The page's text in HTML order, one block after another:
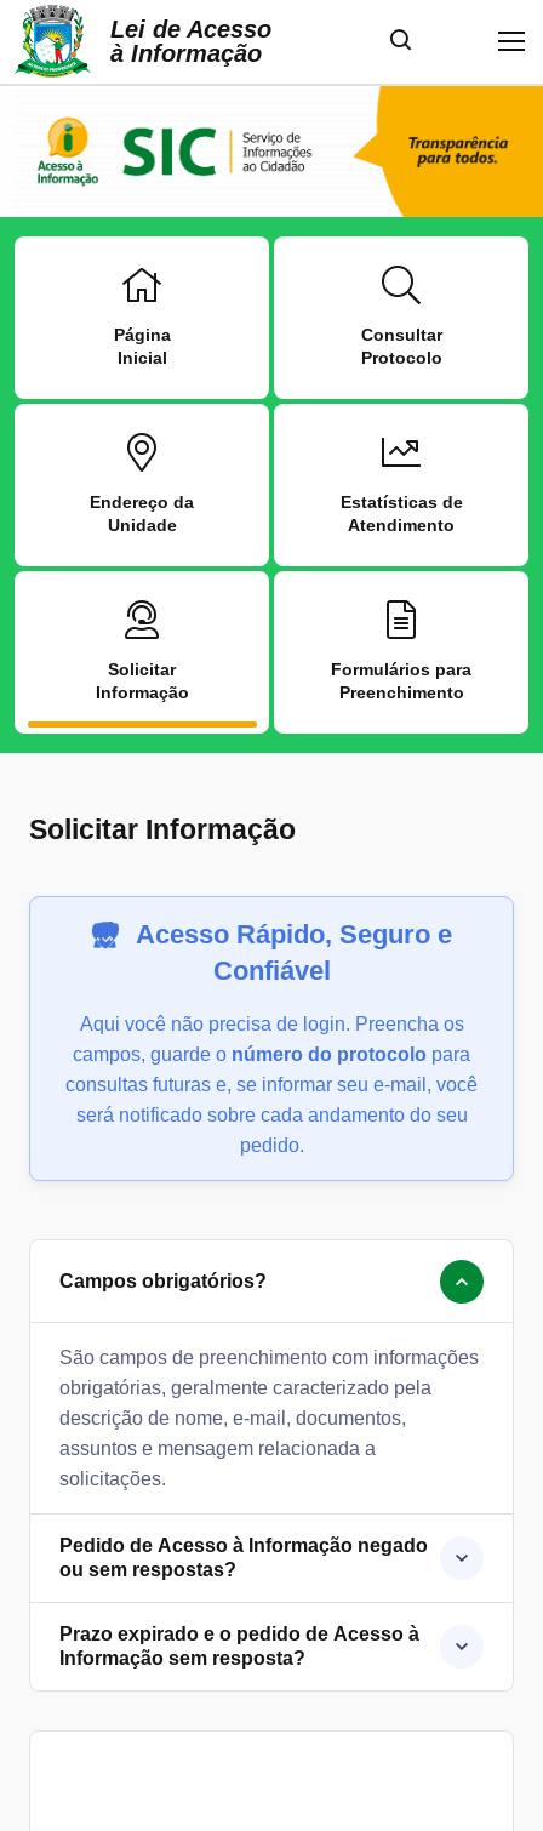
Lei de Acesso
à Informação
Página
Inicial
Consultar
Protocolo
Endereço da
Unidade
Estatísticas de
Atendimento
Solicitar
Informação
Formulários para
Preenchimento
Solicitar Informação
Acesso Rápido, Seguro e
Confiável
Aqui você não precisa de login. Preencha os
campos, guarde o número do protocolo para
consultas futuras e, se informar seu e-mail, você
será notificado sobre cada andamento do seu
pedido.
Campos obrigatórios?
São campos de preenchimento com informações
obrigatórias, geralmente caracterizado pela
descrição de nome, e-mail, documentos,
assuntos e mensagem relacionada a
solicitações.
Pedido de Acesso à Informação negado
ou sem respostas?
Prazo expirado e o pedido de Acesso à
Informação sem resposta?